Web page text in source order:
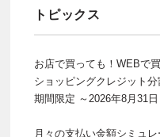
トピックス
お店で買っても！WEBで
ショッピングクレジット
期間限定 ～2026年8月31
月々の支払い金額シミュ